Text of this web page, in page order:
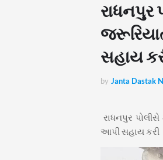
રાધનપુર
સહાય
by Janta Dastak
રાધનપુર
આપી સહાય કરી